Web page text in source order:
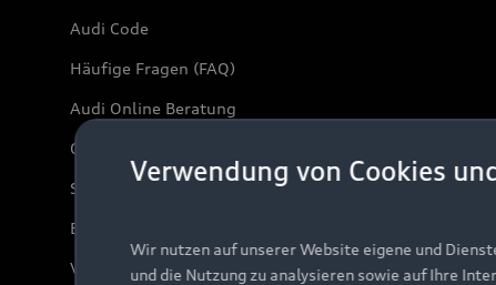
Audi Code
Häufige Fragen (FAQ)
Audi Online Beratung
Online-Terminvereinbarung
Servicekontakt
Bordbuch & Bedienungsanleitungen
Verträge kündigen
Verwendung von Cookies
Wir nutzen auf unserer Website eigene und
und die Nutzung zu analysieren sowie auf Ihre